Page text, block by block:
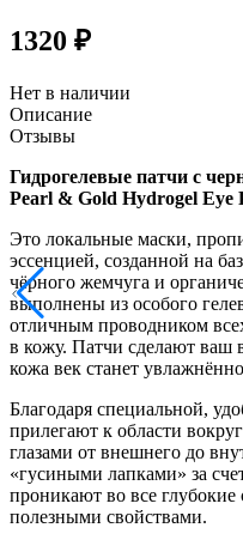
1320 ₽
Нет в наличии
Описание
Отзывы
Гидрогелевые патчи с
Pearl & Gold Hydrogel Eye
Это локальные маски,
эссенцией, созданной на
чёрного жемчуга и
выполнены из особого
отличным проводником
в кожу. Патчи сделают ваш
кожа век станет
Благодаря специальной,
прилегают к области
глазами от внешнего до
«гусиными лапками» за
проникают во все
полезными свойствами.